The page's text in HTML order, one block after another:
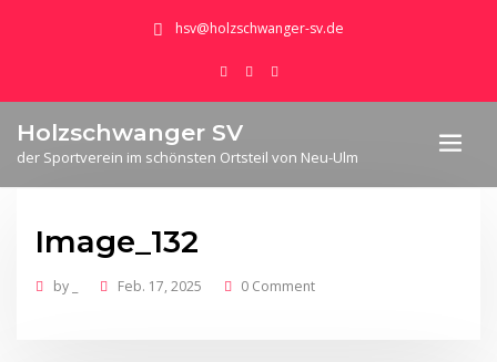
hsv@holzschwanger-sv.de
Holzschwanger SV
der Sportverein im schönsten Ortsteil von Neu-Ulm
Image_132
by Feb. 17, 2025 0 Comment